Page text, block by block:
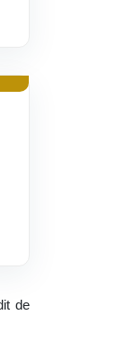
de